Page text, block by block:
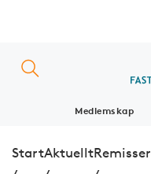
Medlemskap
StartAktuelltRemisser